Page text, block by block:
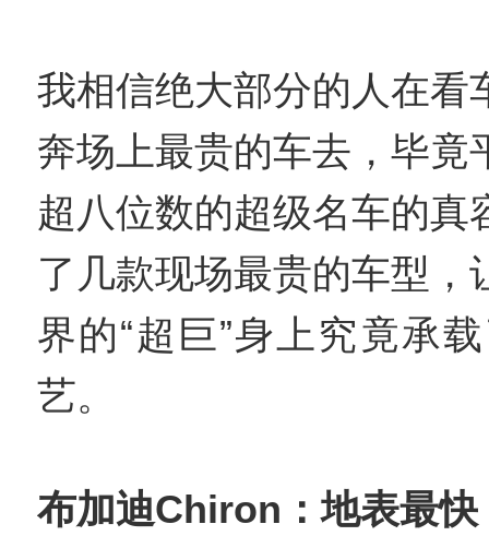
我相信绝大部分的人在看
奔场上最贵的车去，毕竟
超八位数的超级名车的
了几款现场最贵的车型
界的“超巨”身上究竟承
艺。
布加迪Chiron：地表最快